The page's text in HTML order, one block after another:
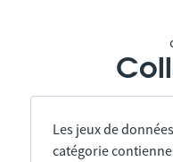
Les jeux de
catégorie